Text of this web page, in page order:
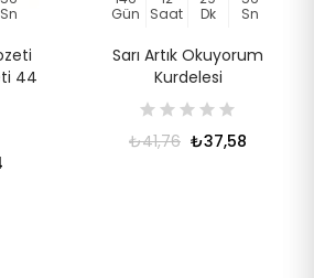
Sn
44
Gün
Saat
Dk
Sn
Sarı Artık Okuyorum
Kurdelesi
₺41,76 ₺37,58